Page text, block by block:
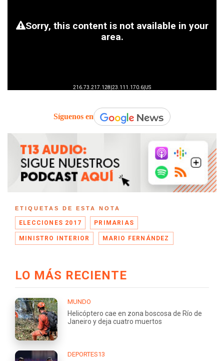
Síguenos en
ETIQUETAS DE ESTA NOTA
ELECCIONES 2017 PRIMARIAS
MINISTRO INTERIOR MARIO FERNÁNDEZ
LO MÁS RECIENTE
MUNDO
Helicóptero cae en zona boscosa de Río de
Janeiro y deja cuatro muertos
DEPORTES13